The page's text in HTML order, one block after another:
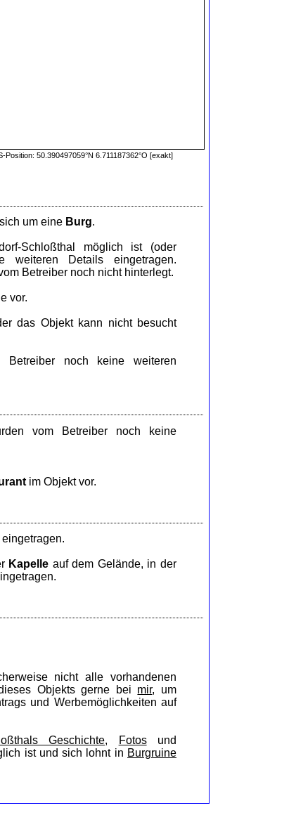
Position: 50.390497059°N 6.711187362°O [exakt]
um eine Burg.
Schloßthal möglich ist (oder
Details eingetragen.
Betreiber noch nicht hinterlegt.
vor.
das Objekt kann nicht besucht
noch keine weiteren
vom Betreiber noch keine
im Objekt vor.
Kapelle auf dem Gelände, in der
nicht alle vorhandenen
Objekts gerne bei mir, um
und Werbemöglichkeiten auf
Geschichte, Fotosund
ist und sich lohnt in Burgruine